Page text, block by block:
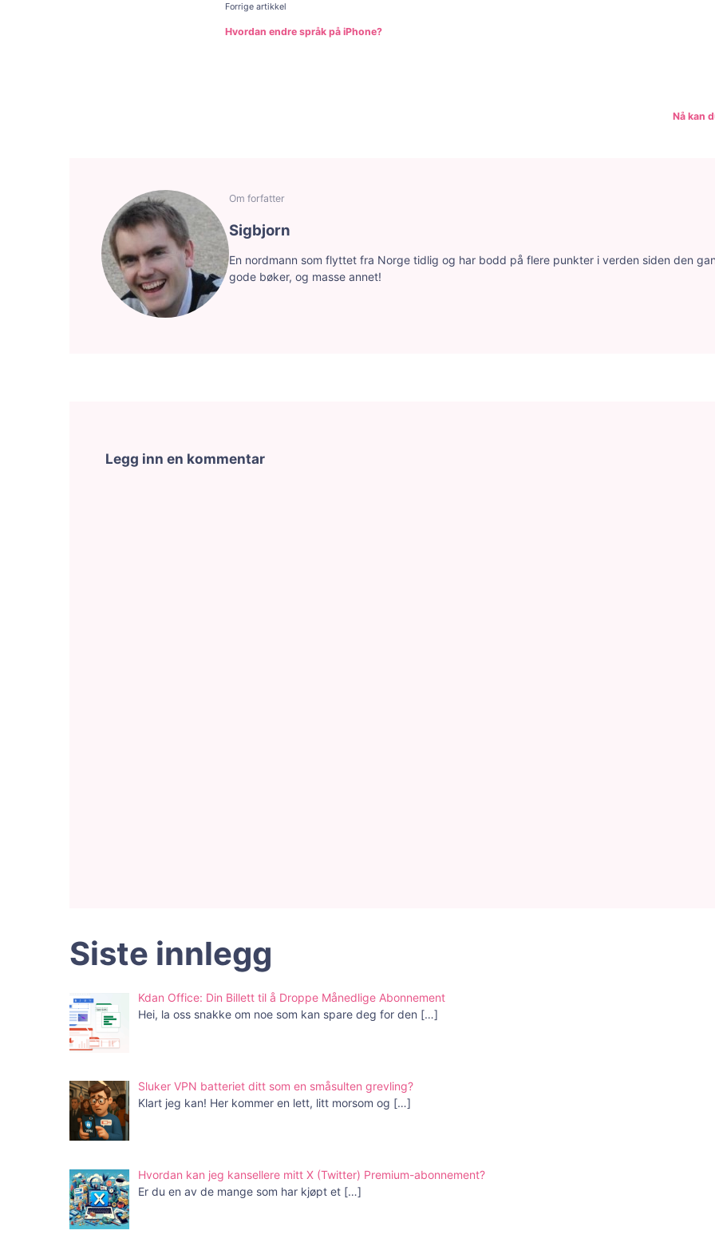
Forrige artikkel
Hvordan endre språk på iPhone?
Nå kan
Om forfatter
Sigbjorn
En nordmann som flyttet fra Norge tidlig og har bodd på flere punkter i verden siden den
gode bøker, og masse annet!
Legg inn en kommentar
Siste innlegg
Kdan Office: Din Billett til å Droppe Månedlige Abonnement
Hei, la oss snakke om noe som kan spare deg for den […]
Sluker VPN batteriet ditt som en småsulten grevling?
Klart jeg kan! Her kommer en lett, litt morsom og […]
Hvordan kan jeg kansellere mitt X (Twitter) Premium-abonnement?
Er du en av de mange som har kjøpt et […]